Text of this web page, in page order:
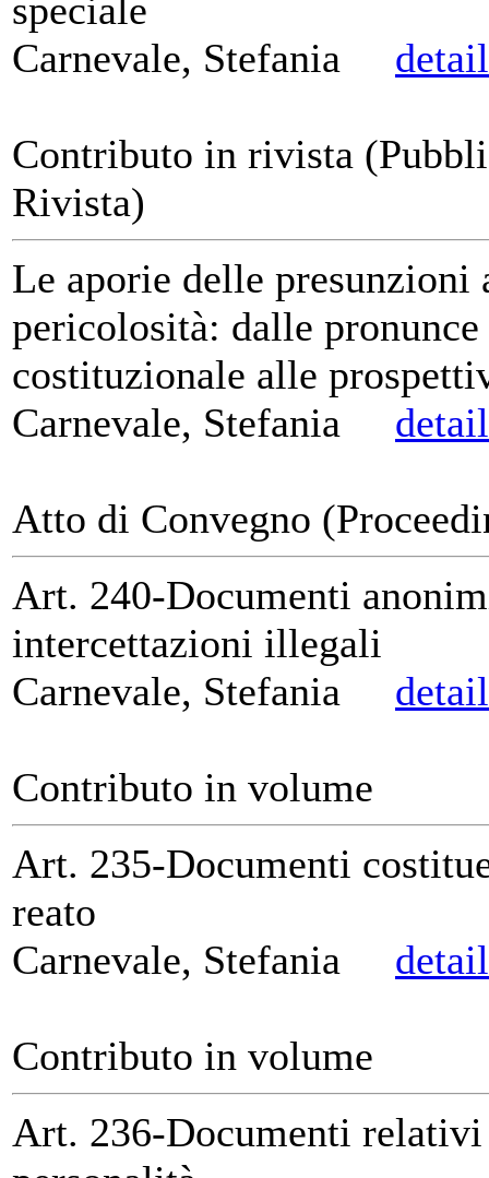
speciale
Carnevale, Stefania
Contributo in rivista
Rivista)
Le aporie delle presunzioni
pericolosità: dalle
costituzionale alle
Carnevale, Stefania
Atto di Convegno
Art. 240-Documenti
intercettazioni illegali
Carnevale, Stefania
Contributo in volume
Art. 235-Documenti
reato
Carnevale, Stefania
Contributo in volume
Art. 236-Documenti